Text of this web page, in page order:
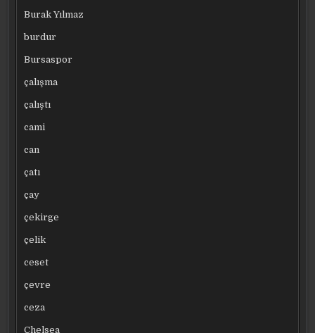
Burak Yılmaz
burdur
Bursaspor
çalışma
çalıştı
cami
can
çatı
çay
çekirge
çelik
ceset
çevre
ceza
Chelsea